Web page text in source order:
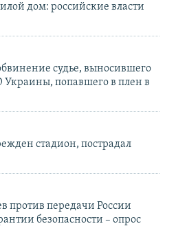
дом: российские власти
судье, выносившего
попавшего в плен в
стадион, пострадал
против передачи России
безопасности – опрос